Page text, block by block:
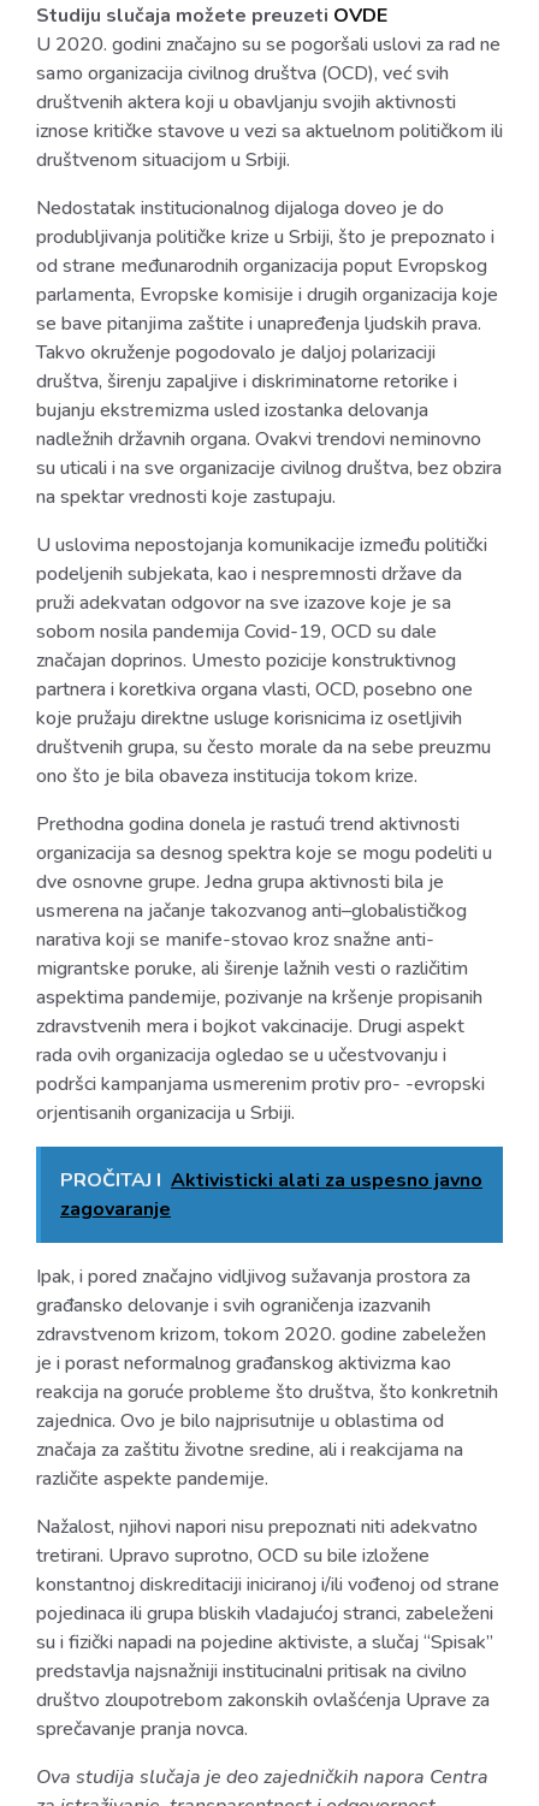
Studiju slučaja možete preuzeti OVDE
U 2020. godini značajno su se pogoršali uslovi za rad ne
samo organizacija civilnog društva (OCD), već svih
društvenih aktera koji u obavljanju svojih aktivnosti
iznose kritičke stavove u vezi sa aktuelnom političkom ili
društvenom situacijom u Srbiji.
Nedostatak institucionalnog dijaloga doveo je do
produbljivanja političke krize u Srbiji, što je prepoznato i
od strane međunarodnih organizacija poput Evropskog
parlamenta, Evropske komisije i drugih organizacija koje
se bave pitanjima zaštite i unapređenja ljudskih prava.
Takvo okruženje pogodovalo je daljoj polarizaciji
društva, širenju zapaljive i diskriminatorne retorike i
bujanju ekstremizma usled izostanka delovanja
nadležnih državnih organa. Ovakvi trendovi neminovno
su uticali i na sve organizacije civilnog društva, bez obzira
na spektar vrednosti koje zastupaju.
U uslovima nepostojanja komunikacije između politički
podeljenih subjekata, kao i nespremnosti države da
pruži adekvatan odgovor na sve izazove koje je sa
sobom nosila pandemija Covid-19, OCD su dale
značajan doprinos. Umesto pozicije konstruktivnog
partnera i koretkiva organa vlasti, OCD, posebno one
koje pružaju direktne usluge korisnicima iz osetljivih
društvenih grupa, su često morale da na sebe preuzmu
ono što je bila obaveza institucija tokom krize.
Prethodna godina donela je rastući trend aktivnosti
organizacija sa desnog spektra koje se mogu podeliti u
dve osnovne grupe. Jedna grupa aktivnosti bila je
usmerena na jačanje takozvanog anti–globalističkog
narativa koji se manife-stovao kroz snažne anti-
migrantske poruke, ali širenje lažnih vesti o različitim
aspektima pandemije, pozivanje na kršenje propisanih
zdravstvenih mera i bojkot vakcinacije. Drugi aspekt
rada ovih organizacija ogledao se u učestvovanju i
podršci kampanjama usmerenim protiv pro- -evropski
orjentisanih organizacija u Srbiji.
PROČITAJ I Aktivisticki alati za uspesno javno
zagovaranje
Ipak, i pored značajno vidljivog sužavanja prostora za
građansko delovanje i svih ograničenja izazvanih
zdravstvenom krizom, tokom 2020. godine zabeležen
je i porast neformalnog građanskog aktivizma kao
reakcija na goruće probleme što društva, što konkretnih
zajednica. Ovo je bilo najprisutnije u oblastima od
značaja za zaštitu životne sredine, ali i reakcijama na
različite aspekte pandemije.
Nažalost, njihovi napori nisu prepoznati niti adekvatno
tretirani. Upravo suprotno, OCD su bile izložene
konstantnoj diskreditaciji iniciranoj i/ili vođenoj od strane
pojedinaca ili grupa bliskih vladajućoj stranci, zabeleženi
su i fizički napadi na pojedine aktiviste, a slučaj “Spisak”
predstavlja najsnažniji institucinalni pritisak na civilno
društvo zloupotrebom zakonskih ovlašćenja Uprave za
sprečavanje pranja novca.
Ova studija slučaja je deo zajedničkih napora Centra